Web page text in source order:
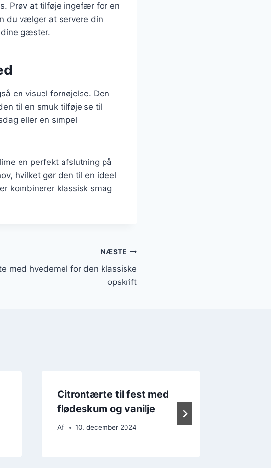
Prøv at tilføje ingefær for en
du vælger at servere din
gæster.
en visuel fornøjelse. Den
til en smuk tilføjelse til
eller en simpel
en perfekt afslutning på
hvilket gør den til en ideel
kombinerer klassisk smag
NÆSTE
med hvedemel for den klassiske
opskrift
Citrontærte til fest med
flødeskum og vanilje
Af 10. december 2024